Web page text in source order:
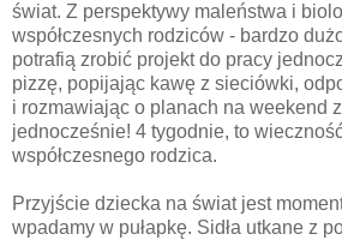
świat. Z perspektywy maleństwa i
współczesnych rodziców - bardzo
potrafią zrobić projekt do pracy
pizzę, popijając kawę z sieciówki,
i rozmawiając o planach na weekend
jednocześnie! 4 tygodnie, to
współczesnego rodzica.
Przyjście dziecka na świat jest
wpadamy w pułapkę. Sidła utkane z